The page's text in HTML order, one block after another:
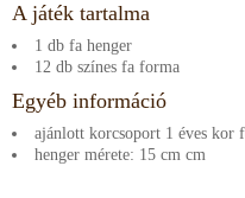
A játék tartalma
1 db fa henger
12 db színes fa forma
Egyéb információ
ajánlott korcsoport 1 éves kor
henger mérete: 15 cm cm